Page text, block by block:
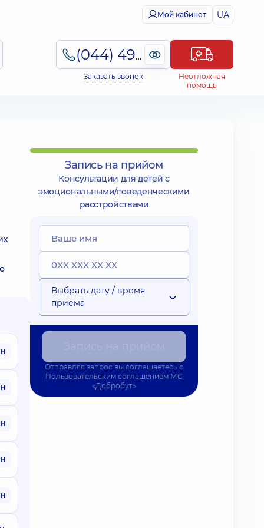
Мой кабинет UA
(044) 495-2-888
Заказать звонок
Неотложная
помощь
Запись на прийом
Консультации для детей с
эмоциональными/поведенческими
расстройствами
Выбрать дату / время
приема
Отправляя запрос вы соглашаетесь с
Пользовательским соглашением МС
«Добробут»